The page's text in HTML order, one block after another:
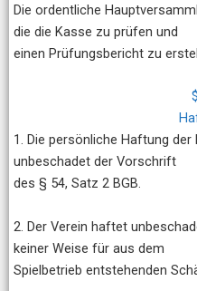
Die ordentliche
die die Kasse zu prüfen und
einen Prüfungsbericht zu
1. Die persönliche Haftung
unbeschadet der Vorschrift
des § 54, Satz 2 BGB.
2. Der Verein haftet
keiner Weise für aus dem
Spielbetrieb entstehenden